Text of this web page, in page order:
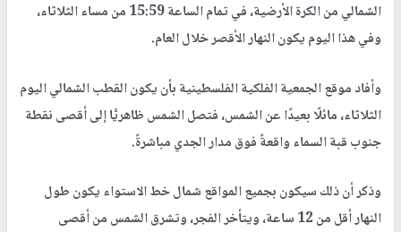
الشمالي من الكرة الأرضية، في تمام الساعة 15:59 من مساء الثلاثاء،
وفي هذا اليوم يكون النهار الأقصر خلال العام.
وأفاد موقع الجمعية الفلكية الفلسطينية بأن يكون القطب الشمالي اليوم
الثلاثاء، مائلًا بعيدًا عن الشمس، فتصل الشمس ظاهريًّا إلى أقصى نقطة
جنوب قبة السماء واقعةً فوق مدار الجدي مباشرةً.
وذكر أن ذلك سيكون بجميع المواقع شمال خط الاستواء يكون طول
النهار أقل من 12 ساعة، ويتأخر الفجر، وتشرق الشمس من أقصى